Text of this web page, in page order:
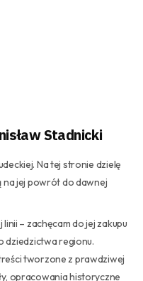
Stadnicki
Na tej stronie dzielę
na jej powrót do dawnej
– zachęcam do jej zakupu
dziedzictwa regionu.
tworzone z prawdziwej
opracowania historyczne